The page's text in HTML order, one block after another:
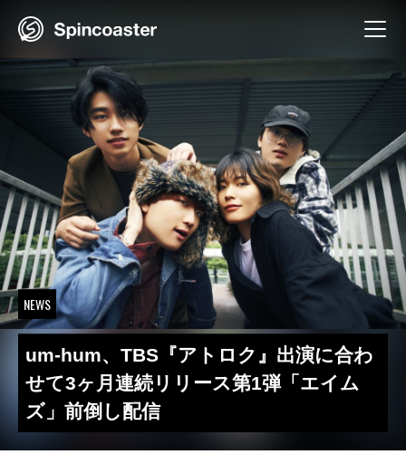
NEWS
um-hum、TBS『アトロク』出演に合わ
せて3ヶ月連続リリース第1弾「エイム
ズ」前倒し配信